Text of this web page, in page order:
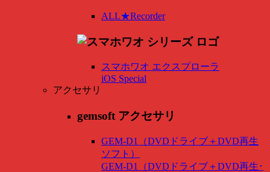
ALL★Recorder
スマホワオ エクスプローラ
iOS Special
アクセサリ
gemsoft アクセサリ
GEM-D1（DVDドライブ＋DVD再生
ソフト）
GEM-D1（DVDドライブ＋DVD再生･